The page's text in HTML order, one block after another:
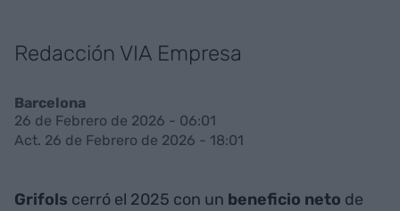
Redacción VIA Empresa
Barcelona
26 de Febrero de 2026 - 06:01
Act. 26 de Febrero de 2026 - 18:01
Grifols cerró el 2025 con un beneficio neto de